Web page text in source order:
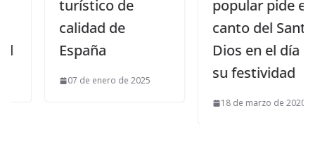
turístico de
calidad de
España
07 de enero de 2025
popular pide el
canto del Santo
Dios en el día de
su festividad
18 de marzo de 2020